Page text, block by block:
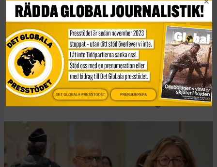
Nyheter
Franska Lafarge döms
för
terrorfinansiering av
IS
Publicerad 16 april, 2026 7 min lästid
DET GLOBALA PRESSTÖDET PRENUMERERA